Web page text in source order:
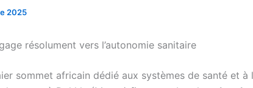
2025
résolument vers l’autonomie sanitaire
sommet africain dédié aux systèmes de santé et à